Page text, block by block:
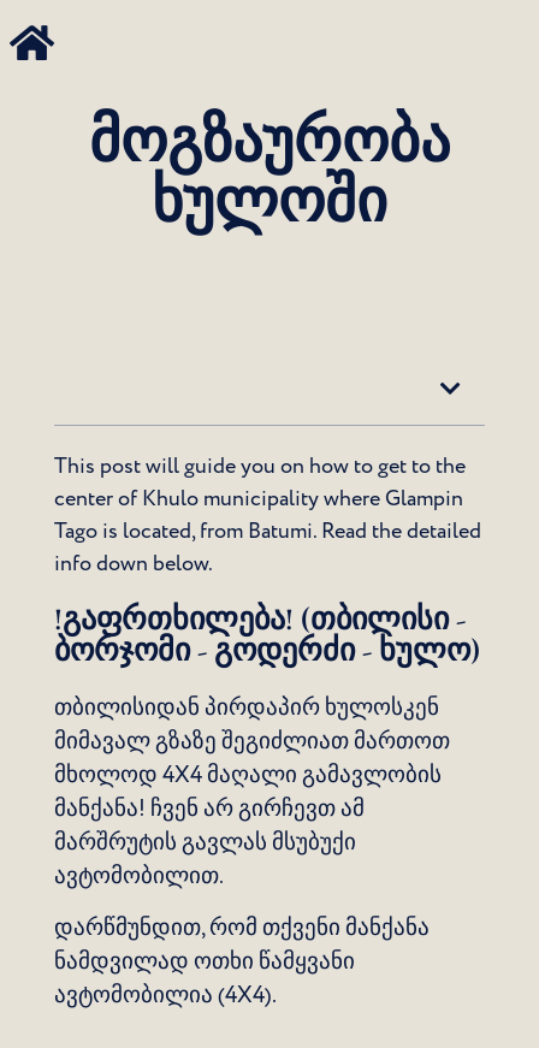
მოგზაურობა
ხულოში
This post will guide you on how to get to the
center of Khulo municipality where Glampin
Tago is located, from Batumi. Read the detailed
info down below.
!გაფრთხილება! (თბილისი -
ბორჯომი - გოდერძი - ხულო)
თბილისიდან პირდაპირ ხულოსკენ
მიმავალ გზაზე შეგიძლიათ მართოთ
მხოლოდ 4X4 მაღალი გამავლობის
მანქანა! ჩვენ არ გირჩევთ ამ
მარშრუტის გავლას მსუბუქი
ავტომობილით.
დარწმუნდით, რომ თქვენი მანქანა
ნამდვილად ოთხი წამყვანი
ავტომობილია (4X4).